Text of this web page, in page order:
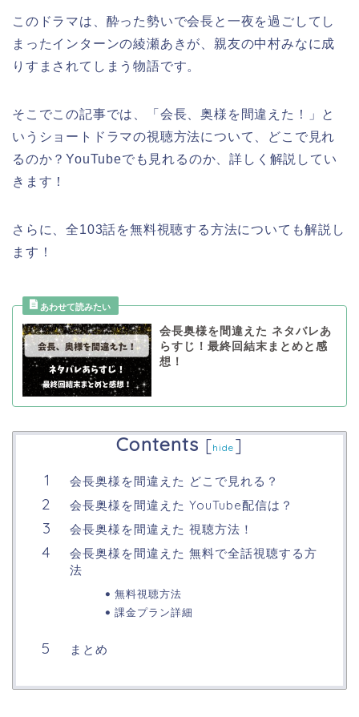
このドラマは、酔った勢いで会長と一夜を過ごしてし
まったインターンの綾瀬あきが、親友の中村みなに成
りすまされてしまう物語です。
そこでこの記事では、「会長、奥様を間違えた！」と
いうショートドラマの視聴方法について、どこで見れ
るのか？YouTubeでも見れるのか、詳しく解説してい
きます！
さらに、全103話を無料視聴する方法についても解説し
ます！
会長奥様を間違えた ネタバレあ
らすじ！最終回結末まとめと感
想！
Contents [hide ]
会長奥様を間違えた どこで見れる？
会長奥様を間違えた YouTube配信は？
会長奥様を間違えた 視聴方法！
会長奥様を間違えた 無料で全話視聴する方
法
無料視聴方法
課金プラン詳細
まとめ